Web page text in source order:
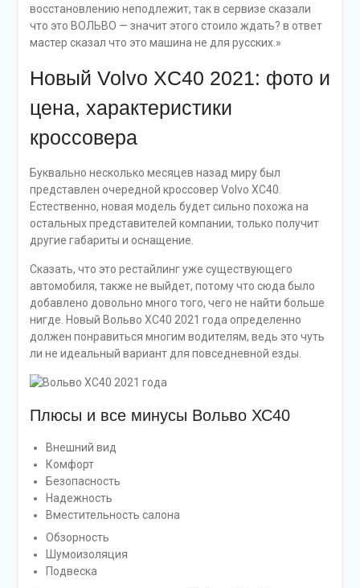
восстановлению неподлежит, так в сервизе сказали
что это ВОЛЬВО — значит этого стоило ждать? в ответ
мастер сказал что это машина не для русских.»
Новый Volvo XC40 2021: фото и
цена, характеристики
кроссовера
Буквально несколько месяцев назад миру был
представлен очередной кроссовер Volvo XC40.
Естественно, новая модель будет сильно похожа на
остальных представителей компании, только получит
другие габариты и оснащение.
Сказать, что это рестайлинг уже существующего
автомобиля, также не выйдет, потому что сюда было
добавлено довольно много того, чего не найти больше
нигде. Новый Вольво ХС40 2021 года определенно
должен понравиться многим водителям, ведь это чуть
ли не идеальный вариант для повседневной езды.
Плюсы и все минусы Вольво ХС40
Внешний вид
Комфорт
Безопасность
Надежность
Вместительность салона
Обзорность
Шумоизоляция
Подвеска